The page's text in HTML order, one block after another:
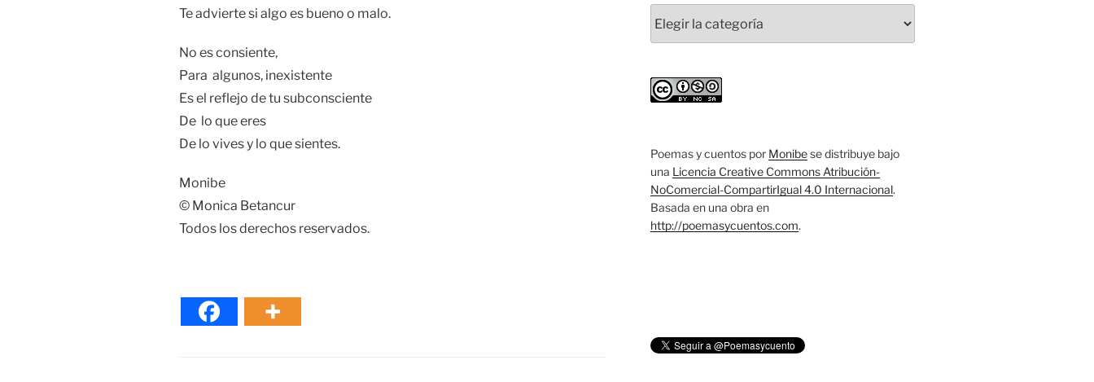
Te advierte si algo es bueno o malo.
No es consiente,
Para algunos, inexistente
Es el reflejo de tu subconsciente
De lo que eres
De lo vives y lo que sientes.
Monibe
© Monica Betancur
Todos los derechos reservados.
Poemas y cuentospor Monibese distribuye bajo
una Licencia Creative Commons Atribución-
NoComercial-CompartirIgual 4.0 Internacional.
Basada en una obra en
http://poemasycuentos.com.